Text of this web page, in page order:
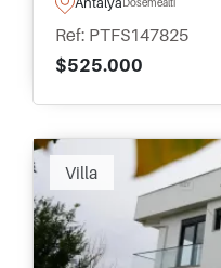
Ref: PTFS147825
$525.000
Villa